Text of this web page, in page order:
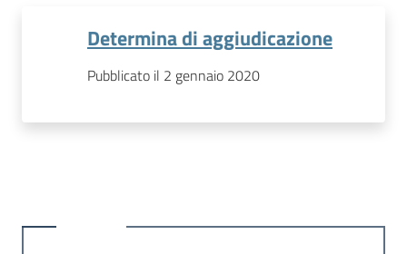
Determina di aggiudicazione
Pubblicato il 2 gennaio 2020